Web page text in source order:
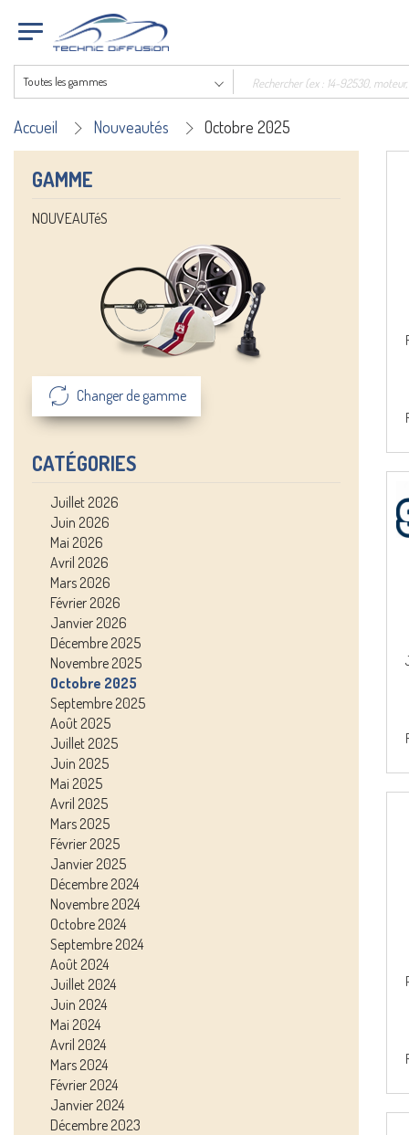
Toutes les gammes
Accueil Nouveautés Octobre 2025
GAMME
NOUVEAUTéS
Changer de gamme
CATÉGORIES
Juillet 2026
Juin 2026
Mai 2026
Avril 2026
Mars 2026
Février 2026
Janvier 2026
Décembre 2025
Novembre 2025
Octobre 2025
Septembre 2025
Août 2025
Juillet 2025
Juin 2025
Mai 2025
Avril 2025
Mars 2025
Février 2025
Janvier 2025
Décembre 2024
Novembre 2024
Octobre 2024
Septembre 2024
Août 2024
Juillet 2024
Juin 2024
Mai 2024
Avril 2024
Mars 2024
Février 2024
Janvier 2024
Décembre 2023